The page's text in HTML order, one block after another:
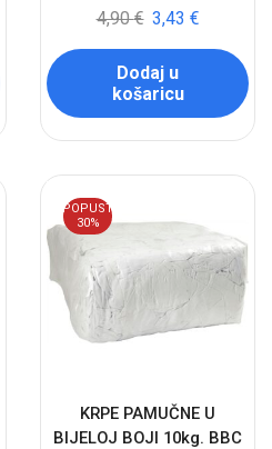
4,90€ 3,43 €
Dodaj u
košaricu
POPUST
30%
KRPE PAMUČNE U
BIJELOJ BOJI 10kg. BBC